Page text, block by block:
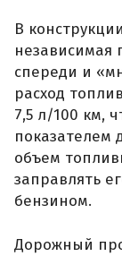
В
независимая
спереди и
расход
7,5 л/100 км,
показателем
объем
заправлять
бензином.
Дорожный